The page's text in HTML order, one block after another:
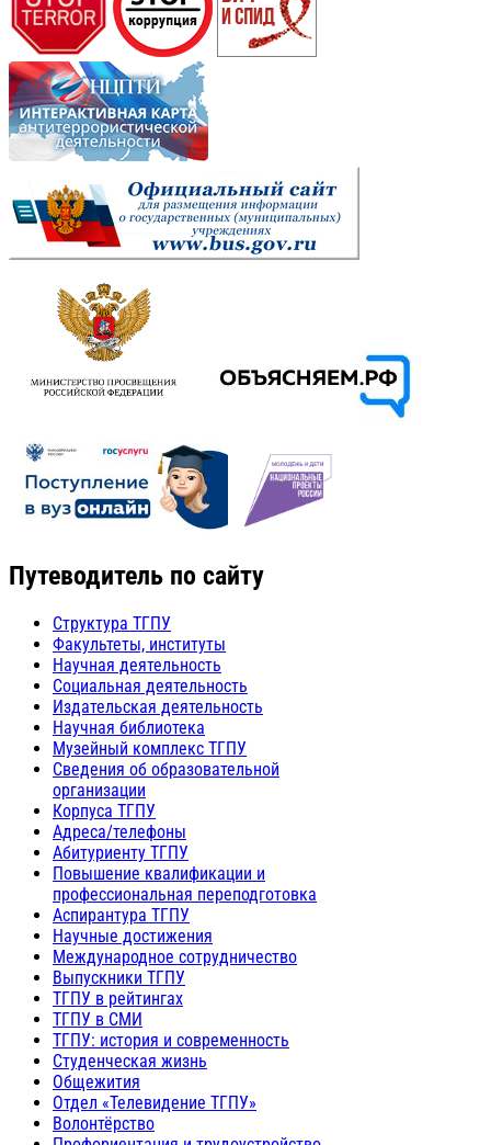
Путеводитель по сайту
Структура ТГПУ
Факультеты, институты
Научная деятельность
Социальная деятельность
Издательская деятельность
Научная библиотека
Музейный комплекс ТГПУ
Сведения об образовательной
организации
Корпуса ТГПУ
Адреса/телефоны
Абитуриенту ТГПУ
Повышение квалификации и
профессиональная переподготовка
Аспирантура ТГПУ
Научные достижения
Международное сотрудничество
Выпускники ТГПУ
ТГПУ в рейтингах
ТГПУ в СМИ
ТГПУ: история и современность
Студенческая жизнь
Общежития
Отдел «Телевидение ТГПУ»
Волонтёрство